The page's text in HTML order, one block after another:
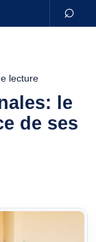
⌕
lecture
le
de ses